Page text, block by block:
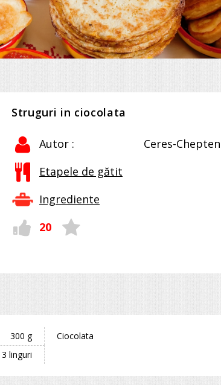
Struguri in ciocolata
Autor :
Ceres-
Etapele de gătit
Ingrediente
20
300 g Ciocolata
3 linguri